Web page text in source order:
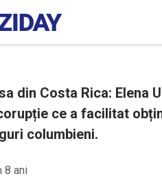
din Costa Rica: Elena
ce a facilitat
columbieni.
8 ani